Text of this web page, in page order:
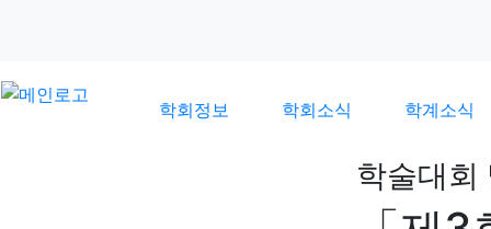
학회정보 학회소식 학계소식
학술대회